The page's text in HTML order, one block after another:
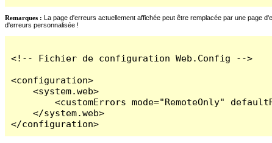
Remarques : La page d'erreurs actuellement affichée peut être remplacée par une page
d'erreurs personnalisée !
<!-- Fichier de configuration Web.Config -->
<configuration>
    <system.web>
<customErrors mode="RemoteOnly"
    </system.web>
</configuration>